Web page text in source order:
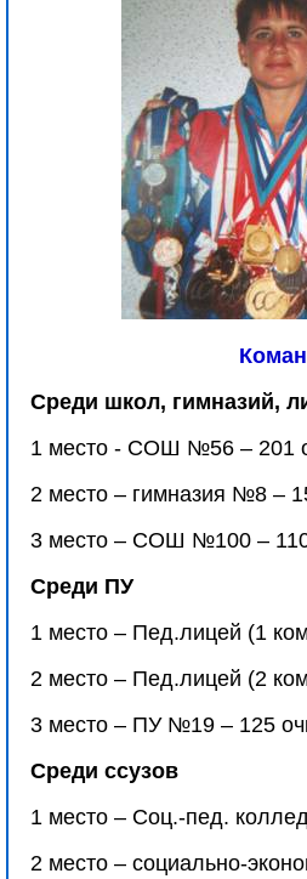
Среди школ, гимназий,
1 место - СОШ №56 – 201
2 место – гимназия №8 –
3 место – СОШ №100 –
Среди ПУ
1 место – Пед.лицей (1
2 место – Пед.лицей (2
3 место – ПУ №19 – 125
Среди ссузов
1 место – Соц.-пед.
2 место – социально-